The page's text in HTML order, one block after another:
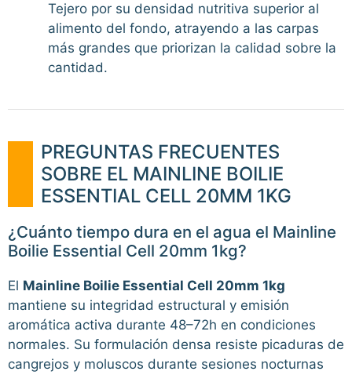
Tejero por su densidad nutritiva superior al
alimento del fondo, atrayendo a las carpas
más grandes que priorizan la calidad sobre la
cantidad.
PREGUNTAS FRECUENTES
SOBRE EL MAINLINE BOILIE
ESSENTIAL CELL 20MM 1KG
¿Cuánto tiempo dura en el agua el Mainline
Boilie Essential Cell 20mm 1kg?
El Mainline Boilie Essential Cell 20mm 1kg
mantiene su integridad estructural y emisión
aromática activa durante 48–72h en condiciones
normales. Su formulación densa resiste picaduras de
cangrejos y moluscos durante sesiones nocturnas